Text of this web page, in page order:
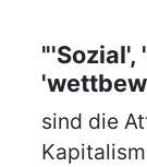
sind die